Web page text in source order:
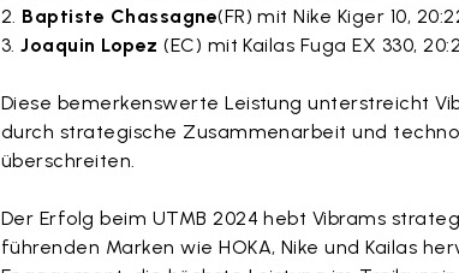
2. Baptiste Chassagne(FR) mit Nike Kiger 10,
3.Joaquin Lopez (EC) mit Kailas Fuga EX 330,
Diese bemerkenswerte Leistung unterstreicht
durch strategische Zusammenarbeit und
überschreiten.
Der Erfolg beim UTMB 2024 hebt Vibrams
führenden Marken wie HOKA, Nike und Kailas